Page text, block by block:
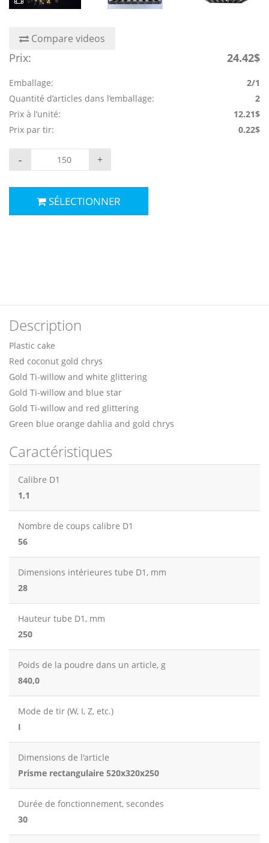
Compare videos
Prix: 24.42$
Emballage:
2/1
Quantité d’articles dans l’emballage:
2
Prix à l’unité:
12.21$
Prix par tir:
0.22$
+
-
SÉLECTIONNER
Description
Plastic cake
Red coconut gold chrys
Gold Ti-willow and white glittering
Gold Ti-willow and blue star
Gold Ti-willow and red glittering
Green blue orange dahlia and gold chrys
Caractéristiques
Calibre D1
1,1
Nombre de coups calibre D1
56
Dimensions intérieures tube D1, mm
28
Hauteur tube D1, mm
250
Poids de la poudre dans un article, g
840,0
Mode de tir (W, I, Z, etc.)
I
Dimensions de l'article
Prisme rectangulaire 520x320x250
Durée de fonctionnement, secondes
30